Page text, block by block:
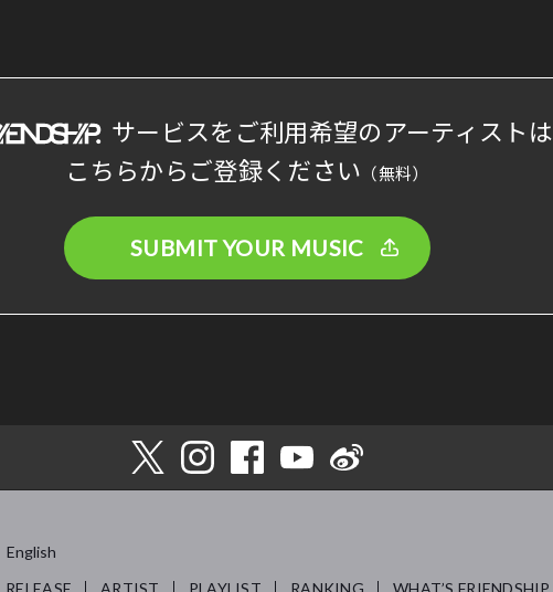
サービスをご利用希望のアーティストは
こちらからご登録ください （無料）
SUBMIT YOUR MUSIC
English
RELEASE ARTIST PLAYLIST RANKING WHAT’S FRIENDSHIP.